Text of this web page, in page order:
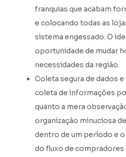
franquias que acabam
e colocando todas as
sistema engessado. O
oportunidade de mudar
necessidades da região.
Coleta segura de dados
coleta de informações
quanto a mera
organização minuciosa
dentro de um período e
do fluxo de compradores